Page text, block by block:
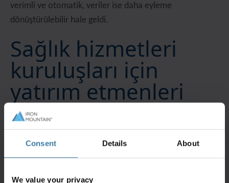
Consent Details About
We value your privacy
verimli ve otomatik, veriler ise daha eyleme
dönüştürülebilir hale geldi.
Sağlık hizmetleri
kuruluşları için
yatırım etmenleri
CIO'nun görev aldığı sağlık hizmetleri kuruluşunda,
ortamda aşağıdakiler de dahil olmak üzere değişik